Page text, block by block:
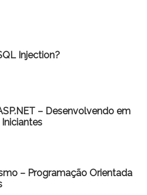
Injection?
– Desenvolvendo em
– Programação Orientada